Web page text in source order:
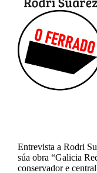
Entrevista a Rodri
súa obra “Galicia
conservador e